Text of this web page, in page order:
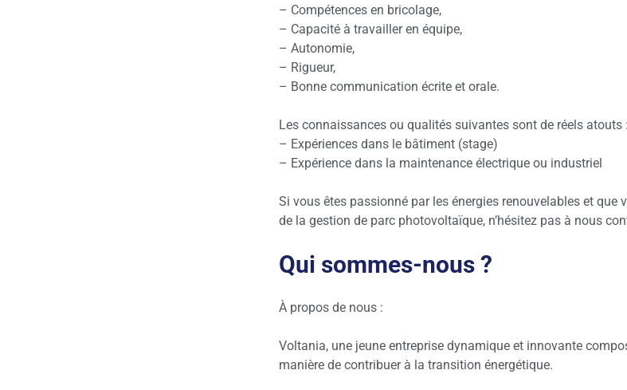
– Compétences en bricolage,
– Capacité à travailler en équipe,
– Autonomie,
– Rigueur,
– Bonne communication écrite et orale.
Les connaissances ou qualités suivantes sont de réels atouts :
– Expériences dans le bâtiment (stage)
– Expérience dans la maintenance électrique ou industriel
Si vous êtes passionné par les énergies renouvelables et
de la gestion de parc photovoltaïque, n’hésitez pas à nous
Qui sommes-nous ?
À propos de nous :
Voltania, une jeune entreprise dynamique et innovante
manière de contribuer à la transition énergétique.